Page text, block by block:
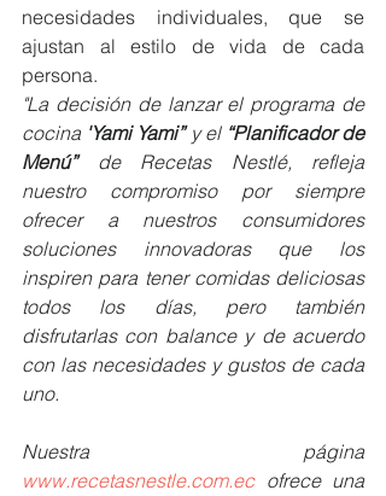
necesidades individuales, que se
ajustan al estilo de vida de cada
persona.
"La decisión de lanzar el programa de
cocina 'Yami Yami” y el “Planificador de
Menú” de Recetas Nestlé, refleja
nuestro compromiso por siempre
ofrecer a nuestros consumidores
soluciones innovadoras que los
inspiren para tener comidas deliciosas
todos los días, pero también
disfrutarlas con balance y de acuerdo
con las necesidades y gustos de cada
uno.
www.recetasnestle.com.ec ofrece una